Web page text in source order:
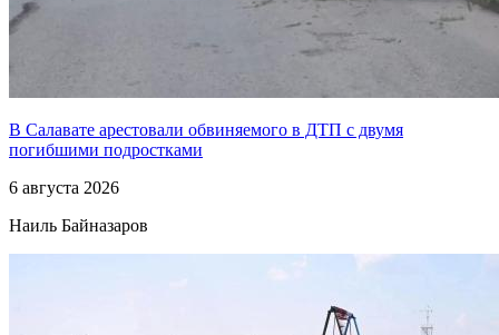
В Салавате арестовали обвиняемого в ДТП с двумя
погибшими подростками
6 августа 2026
Наиль Байназаров